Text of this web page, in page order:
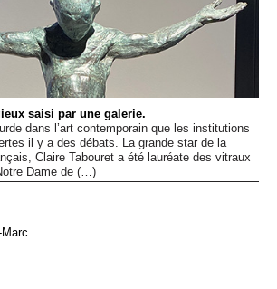
Dossiers
Événements
Sacré
saisi par une galerie.
dans l’art contemporain que les institutions
il y a des débats. La grande star de la
Claire Tabouret a été lauréate des vitraux
Dame de (…)